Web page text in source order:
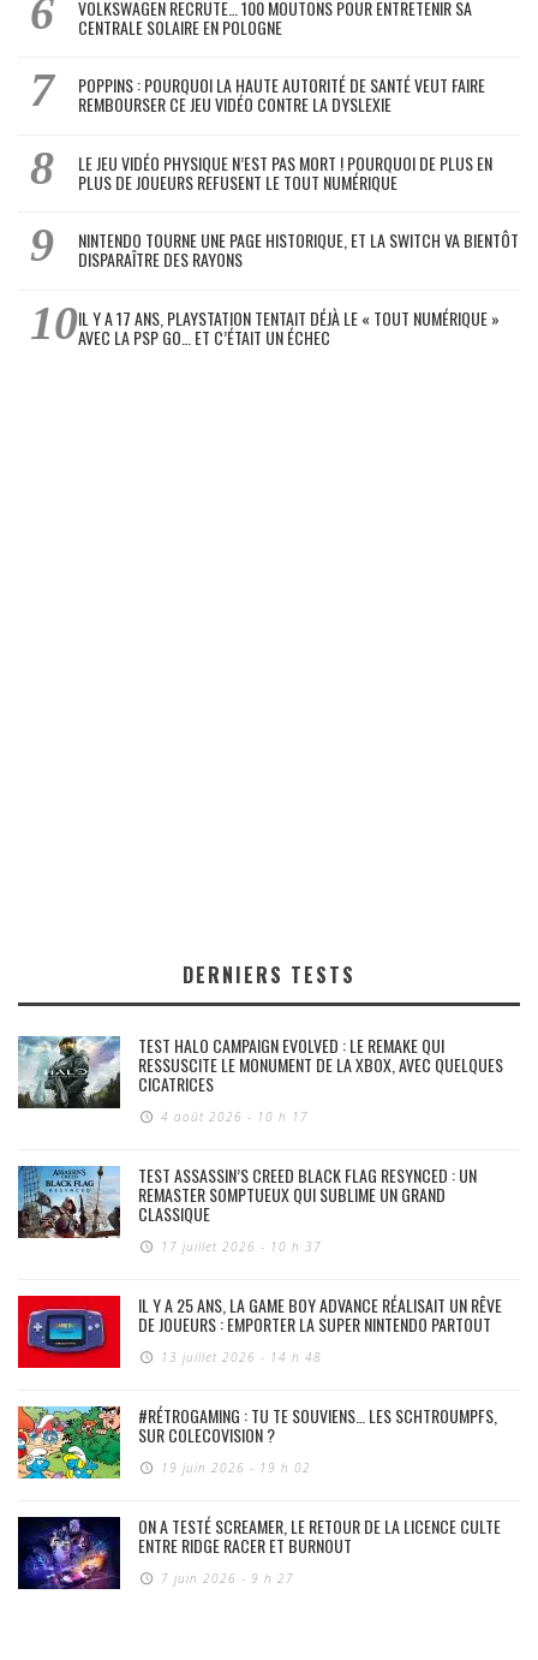
VOLKSWAGEN RECRUTE… 100 MOUTONS POUR ENTRETENIR SA
CENTRALE SOLAIRE EN POLOGNE
POPPINS : POURQUOI LA HAUTE AUTORITÉ DE SANTÉ VEUT FAIRE
REMBOURSER CE JEU VIDÉO CONTRE LA DYSLEXIE
LE JEU VIDÉO PHYSIQUE N’EST PAS MORT ! POURQUOI DE PLUS EN
PLUS DE JOUEURS REFUSENT LE TOUT NUMÉRIQUE
NINTENDO TOURNE UNE PAGE HISTORIQUE, ET LA SWITCH VA BIENTÔT
DISPARAÎTRE DES RAYONS
IL Y A 17 ANS, PLAYSTATION TENTAIT DÉJÀ LE « TOUT NUMÉRIQUE »
AVEC LA PSP GO… ET C’ÉTAIT UN ÉCHEC
DERNIERS TESTS
TEST HALO CAMPAIGN EVOLVED : LE REMAKE QUI
RESSUSCITE LE MONUMENT DE LA XBOX, AVEC QUELQUES
CICATRICES
4 août 2026 - 10 h 17
TEST ASSASSIN’S CREED BLACK FLAG RESYNCED : UN
REMASTER SOMPTUEUX QUI SUBLIME UN GRAND
CLASSIQUE
17 juillet 2026 - 10 h 37
IL Y A 25 ANS, LA GAME BOY ADVANCE RÉALISAIT UN RÊVE
DE JOUEURS : EMPORTER LA SUPER NINTENDO PARTOUT
13 juillet 2026 - 14 h 48
#RÉTROGAMING : TU TE SOUVIENS… LES SCHTROUMPFS,
SUR COLECOVISION ?
19 juin 2026 - 19 h 02
ON A TESTÉ SCREAMER, LE RETOUR DE LA LICENCE CULTE
ENTRE RIDGE RACER ET BURNOUT
7 juin 2026 - 9 h 27